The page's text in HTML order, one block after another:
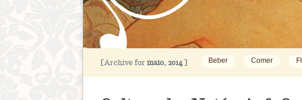
[Archive for maio, 2014] Beber Comer